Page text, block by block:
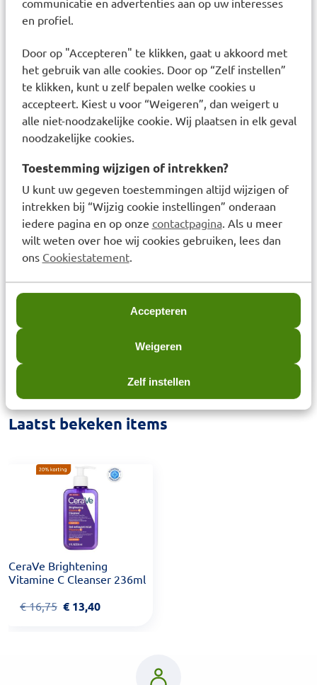
communicatie en advertenties aan op uw interesses
en profiel.
Door op "Accepteren" te klikken, gaat u akkoord met
het gebruik van alle cookies. Door op “Zelf instellen”
te klikken, kunt u zelf bepalen welke cookies u
accepteert. Kiest u voor “Weigeren”, dan weigert u
alle niet-noodzakelijke cookie. Wij plaatsen in elk geval
noodzakelijke cookies.
Toestemming wijzigen of intrekken?
U kunt uw gegeven toestemmingen altijd wijzigen of
intrekken bij “Wijzig cookie instellingen” onderaan
iedere pagina en op onze contactpagina. Als u meer
wilt weten over hoe wij cookies gebruiken, lees dan
ons Cookiestatement.
Accepteren
Weigeren
Zelf instellen
2051721 13 - INGREDIENTS: AQUA / WATER •
COCO-BETAINE • SODIUM LAUROYL
SULFOSUCCINATE • NIACINAMIDE • GLYCERIN •
LACTIC ACID • POTASSIUM HYDROXIDE • PEG-
150 DISTEARATE • SALICYLIC ACID • DISODIUM
COCOYL GLUTAMATE • LAURETH-4 • CERAMIDE
NP • CERAMIDE AP • CERAMIDE EOP •
CARBOMER • TRIETHYL CITRATE • SODIUM
SODIUM BENZOATE • SODIUM HYALURONATE •
SODIUM LAUROYL LACTYLATE • CHOLESTEROL •
TOCOPHERYL ACETATE • ASCORBYL GLUCOSIDE
• TETRASODIUM GLUTAMATE DIACETATE • CITRIC
ACID • CAPRYLYL GLYCOL • PANTHENOL •
PHYTOSPHINGOSINE • XANTHAN GUM •
Productverantwoordelijke: Responsible address:
PERRET France. Responsible Contact:
Laatst bekeken items
CeraVe Brightening
Vitamine C Cleanser 236ml
€16,75 € 13,40